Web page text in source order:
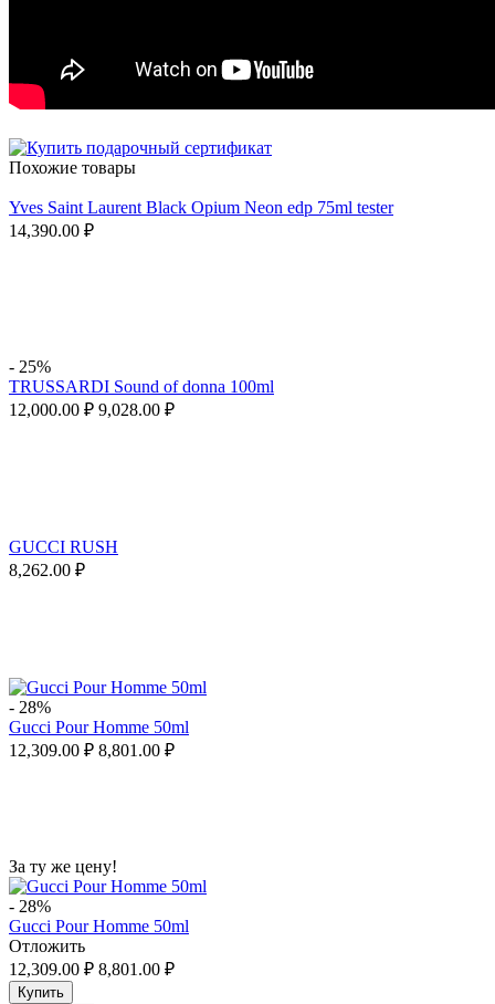
Похожие товары
Yves Saint Laurent Black Opium Neon edp 75ml tester
14,390.00 ₽
- 25%
TRUSSARDI Sound of donna 100ml
12,000.00 ₽ 9,028.00 ₽
GUCCI RUSH
8,262.00 ₽
- 28%
Gucci Pour Homme 50ml
12,309.00 ₽ 8,801.00 ₽
За ту же цену!
- 28%
Gucci Pour Homme 50ml
Отложить
12,309.00 ₽ 8,801.00 ₽
Купить